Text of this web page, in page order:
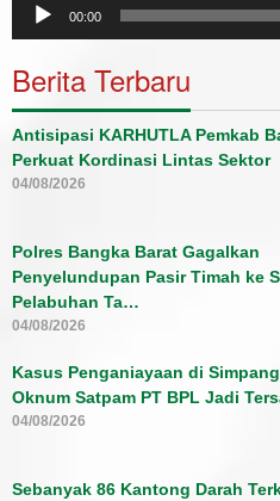
00:00
Berita Terbaru
Antisipasi KARHUTLA Pemkab
Perkuat Kordinasi Lintas Sektor
04/08/2026
Polres Bangka Barat Gagalkan
Penyelundupan Pasir Timah ke
Pelabuhan Ta…
04/08/2026
Kasus Penganiayaan di
Oknum Satpam PT BPL Jadi
04/08/2026
Sebanyak 86 Kantong Darah